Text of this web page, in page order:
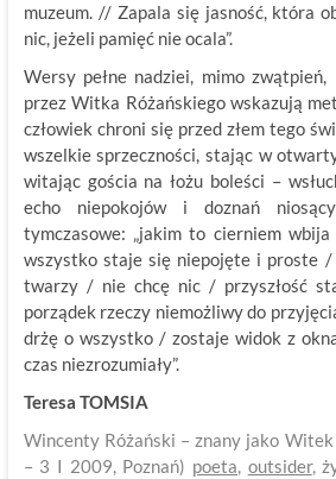
muzeum. // Zapala się jasność, która
nic, jeżeli pamięć nie ocala”.
Wersy pełne nadziei, mimo zwątpień,
przez Witka Różańskiego wskazują
człowiek chroni się przed złem tego
wszelkie sprzeczności, stając w
witając gościa na łożu boleści –
echo niepokojów i doznań
tymczasowe: „jakim to cierniem
wszystko staje się niepojęte i proste
twarzy / nie chcę nic / przyszłość
porządek rzeczy niemożliwy do
drżę o wszystko / zostaje widok z
czas niezrozumiały”.
Teresa TOMSIA
Wincenty Różański – znany jako
– 3 I 2009, Poznań) poeta, outsider,